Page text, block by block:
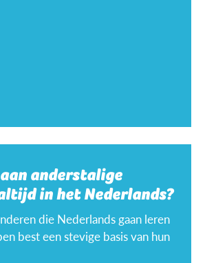
anderstalige
in het Nederlands?
die Nederlands gaan leren
best een stevige basis van hun